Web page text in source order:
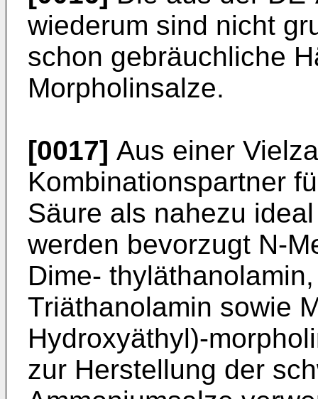
wiederum sind nicht
schon gebräuchliche
Morpholinsalze.
[0017] Aus einer
Kombinationspartner
Säure als nahezu
werden bevorzugt N-
Dime-
Triäthanolamin sowie
Hydroxyäthyl)-
zur Herstellung der